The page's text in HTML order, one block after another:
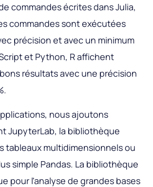
commandes écrites dans Julia,
commandes sont exécutées
précision et avec un minimum
et Python, R affichent
résultats avec une précision
nous ajoutons
JupyterLab, la bibliothèque
tableaux multidimensionnels ou
simple Pandas. La bibliothèque
pour l'analyse de grandes bases